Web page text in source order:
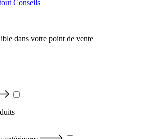
Conseils
dans votre point de vente